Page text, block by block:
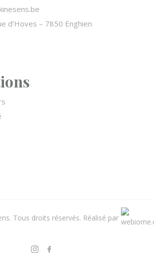
d’Hoves – 7850 Enghien
Tous droits réservés. Réalisé par